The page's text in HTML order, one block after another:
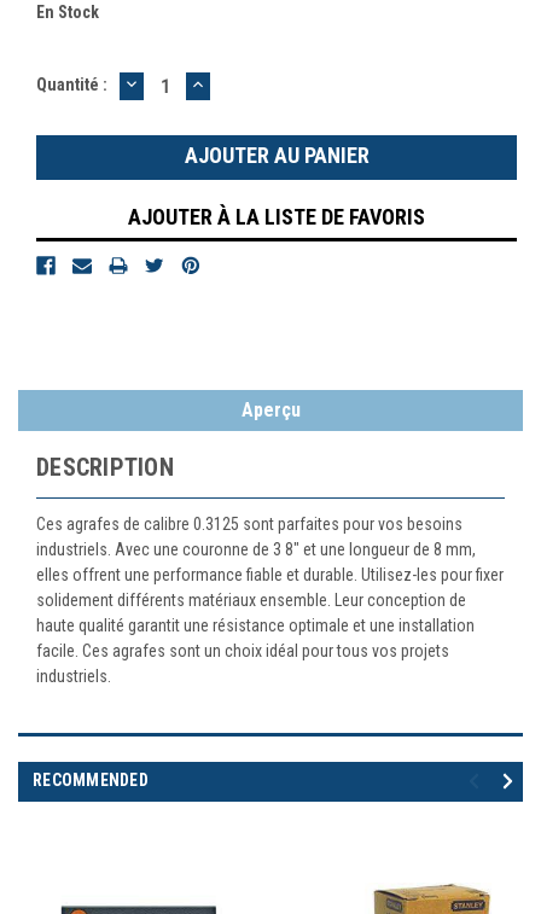
En Stock
Quantité : DIMINUER
LA
:
AUGMENTER
LA
:
AJOUTER À LA LISTE DE FAVORIS
Aperçu
DESCRIPTION
Ces agrafes de calibre 0.3125 sont parfaites pour vos besoins
industriels. Avec une couronne de 3 8" et une longueur de 8 mm,
elles offrent une performance fiable et durable. Utilisez-les pour fixer
solidement différents matériaux ensemble. Leur conception de
haute qualité garantit une résistance optimale et une installation
facile. Ces agrafes sont un choix idéal pour tous vos projets
industriels.
RECOMMENDED